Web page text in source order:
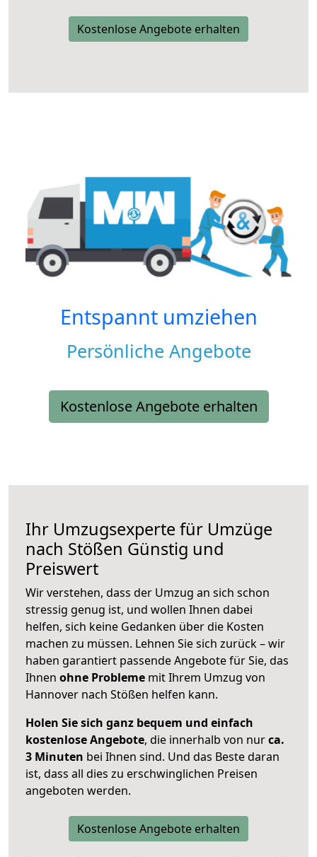
Kostenlose Angebote erhalten
Entspannt umziehen
Persönliche Angebote
Kostenlose Angebote erhalten
Ihr Umzugsexperte für Umzüge
nach Stößen Günstig und
Preiswert
Wir verstehen, dass der Umzug an sich schon
stressig genug ist, und wollen Ihnen dabei
helfen, sich keine Gedanken über die Kosten
machen zu müssen. Lehnen Sie sich zurück – wir
haben garantiert passende Angebote für Sie, das
Ihnen ohne Probleme mit Ihrem Umzug von
Hannover nach Stößen helfen kann.
Holen Sie sich ganz bequem und einfach
kostenlose Angebote, die innerhalb von nurca.
3 Minuten bei Ihnen sind. Und das Beste daran
ist, dass all dies zu erschwinglichen Preisen
angeboten werden.
Kostenlose Angebote erhalten